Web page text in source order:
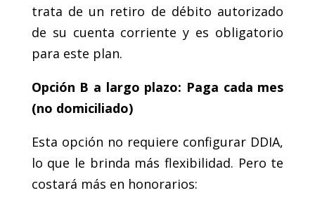
trata de un retiro de débito autorizado
de su cuenta corriente y es obligatorio
para este plan.
Opción B a largo plazo: Paga cada mes
(no domiciliado)
Esta opción no requiere configurar DDIA,
lo que le brinda más flexibilidad. Pero te
costará más en honorarios: